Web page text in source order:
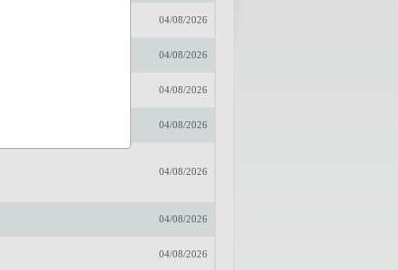
04/08/2026
04/08/2026
04/08/2026
04/08/2026
04/08/2026
04/08/2026
04/08/2026